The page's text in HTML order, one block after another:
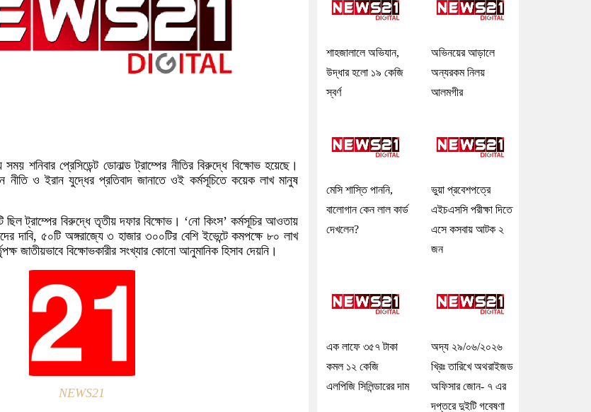
শনিবার প্রেসিডেন্ট ডোনাল্ড ট্রাম্পের নীতির বিরুদ্ধে বিক্ষোভ হয়েছে।
নীতি ও ইরান যুদ্ধের প্রতিবাদ জানাতে ওই কর্মসূচিতে কয়েক লাখ মানুষ
ট্রাম্পের বিরুদ্ধে তৃতীয় দফার বিক্ষোভ। ‘নো কিংস’ কর্মসূচির আওতায়
৫০টি অঙ্গরাজ্যে ৩ হাজার ৩০০টির বেশি ইভেন্টে কমপক্ষে ৮০ লাখ
জাতীয়ভাবে বিক্ষোভকারীর সংখ্যার কোনো আনুমানিক হিসাব দেয়নি।
NEWS21
শাহজালালে অভিযান,
উদ্ধার হলো ১৯ কেজি
স্বর্ণ
অভিনয়ের আড়ালে
অন্যরকম নিলয়
আলমগীর
মেসি শাস্তি পাননি,
বালোগান কেন লাল কার্ড
দেখলেন?
ভুয়া প্রবেশপত্রে
এইচএসসি পরীক্ষা দিতে
এসে কসবায় আটক ২
জন
এক লাফে ৩৫৭ টাকা
কমল ১২ কেজি
এলপিজি সিলিন্ডারের দাম
অদ্য ২৯/০৬/২০২৬
খ্রিঃ তারিখে অথরাইজড
অফিসার জোন- ৭ এর
দপ্তরে দুইটি গবেষণা